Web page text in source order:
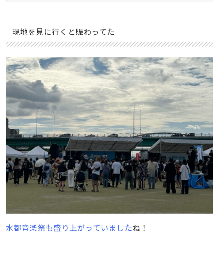
現地を見に行くと賑わってた
水都音楽祭も盛り上がっていましたね！